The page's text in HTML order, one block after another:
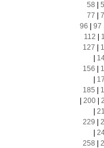
58
77
96
97
112
127
156
185
200|
229
258